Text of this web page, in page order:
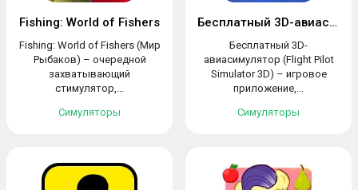
Fishing: World of Fishers
Fishing: World of Fishers (Мир
Рыбаков) – очередной
захватывающий
стимулятор,...
Симуляторы
Бесплатный 3D-авиасимулятор
Бесплатный 3D-
авиасимулятор (Flight Pilot
Simulator 3D) – игровое
приложение,...
Симуляторы